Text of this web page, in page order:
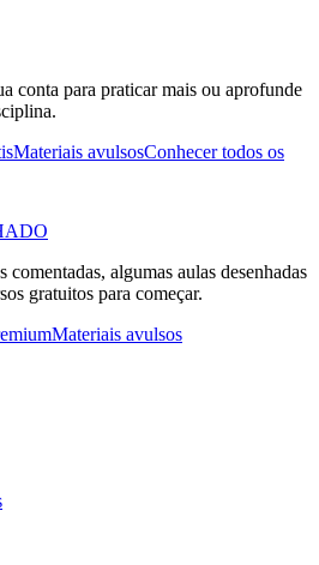
conta para praticar mais ou aprofunde
Materiais avulsosConhecer todos os
algumas aulas desenhadas
gratuitos para começar.
Materiais avulsos